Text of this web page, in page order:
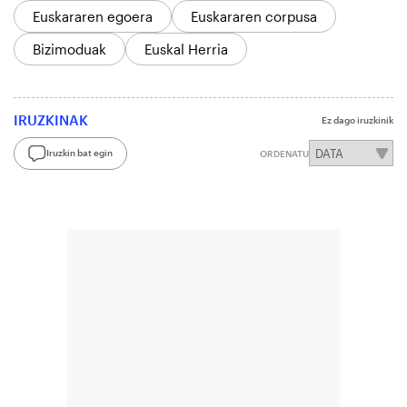
Euskararen egoera
Euskararen corpusa
Bizimoduak
Euskal Herria
IRUZKINAK Ez dago iruzkinik
Iruzkin bat egin ORDENATU